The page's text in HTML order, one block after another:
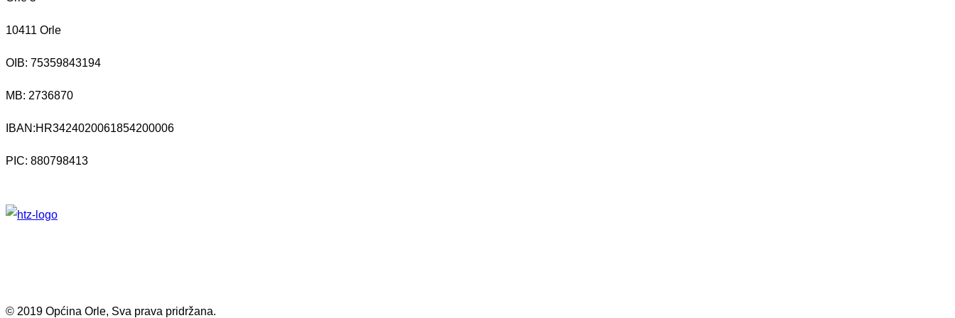
10411 Orle
OIB: 75359843194
MB: 2736870
IBAN:HR3424020061854200006
PIC: 880798413
© 2019 Općina Orle, Sva prava pridržana.